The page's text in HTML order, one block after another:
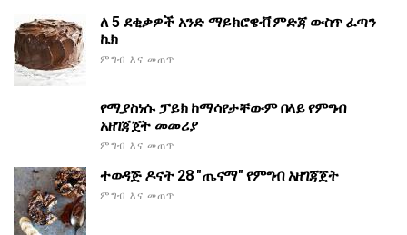
ለ 5 ደቂቃዎች አንድ ማይክሮዌቭ ምድጃ ውስጥ ፈጣን
ኬክ
ምግብ እና መጠጥ
የሚያስነሱ ፓይክ ከማሳየታቸውም በላይ የምግብ
አዘገጃጀት መመሪያ
ምግብ እና መጠጥ
ተወዳጅ ዶናት 28 "ጤናማ" የምግብ አዘገጃጀት
ምግብ እና መጠጥ